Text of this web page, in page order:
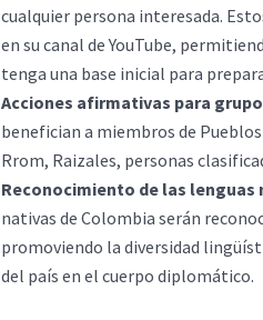
cualquier persona interesada.
en su canal de YouTube,
tenga una base inicial para
Acciones afirmativas para
benefician a miembros de
Rrom, Raizales, personas
Reconocimiento de las
nativas de Colombia serán
promoviendo la diversidad
del país en el cuerpo diplomático.